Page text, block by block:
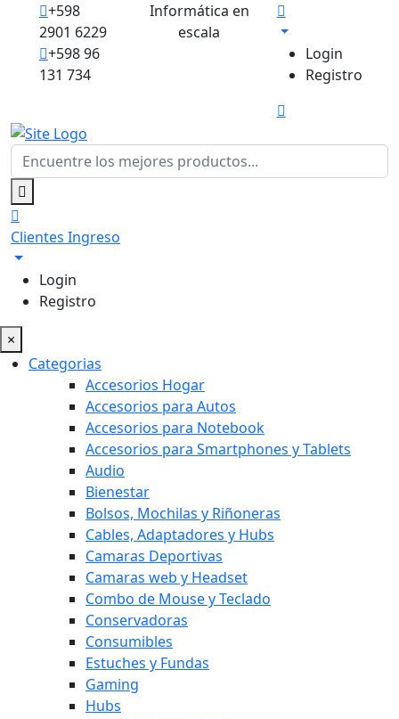
+598
2901 6229
+598 96
131 734
Informática en
escala
Login
Registro
Clientes Ingreso
Login
Registro
×
Categorias
Accesorios Hogar
Accesorios para Autos
Accesorios para Notebook
Accesorios para Smartphones y Tablets
Audio
Bienestar
Bolsos, Mochilas y Riñoneras
Cables, Adaptadores y Hubs
Camaras Deportivas
Camaras web y Headset
Combo de Mouse y Teclado
Conservadoras
Consumibles
Estuches y Fundas
Gaming
Hubs